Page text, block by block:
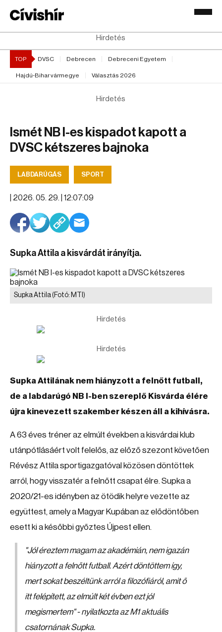
Hirdetés
TOP DVSC Debrecen Debreceni Egyetem
Hajdú-Bihar vármegye Választás 2026
Hirdetés
Ismét NB I-es kispadot kapott a
DVSC kétszeres bajnoka
LABDARÚGÁS SPORT
2026. 05. 29. | 12:07:09
Supka Attila a kisvárdát irányítja.
Supka Attila(Fotó: MTI)
Hirdetés
Hirdetés
Supka Attilának nem hiányzott a felnőtt futball,
de a labdarúgó NB I-ben szereplő Kisvárda élére
újra kinevezett szakember készen áll a kihívásra.
A 63 éves tréner az elmúlt években a kisvárdai klub
utánpótlásáért volt felelős, az előző szezont követően
Révész Attila sportigazgatóval közösen döntöttek
arról, hogy visszatér a felnőtt csapat élre. Supka a
2020/21-es idényben az ötödik helyre vezette az
együttest, amely a Magyar Kupában az elődöntőben
esett ki a későbbi győztes Újpest ellen.
"Jól éreztem magam az akadémián, nem igazán
hiányzott a felnőtt futball. Azért döntöttem így,
mert sokat beszéltünk arról a filozófiáról, amit ő
itt felépített, az elmúlt két évben ezt jól
megismertem"- nyilatkozta az M1 aktuális
csatornának Supka.